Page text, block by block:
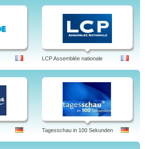
LCP Assemblée nationale
Tagesschau in 100 Sekunden